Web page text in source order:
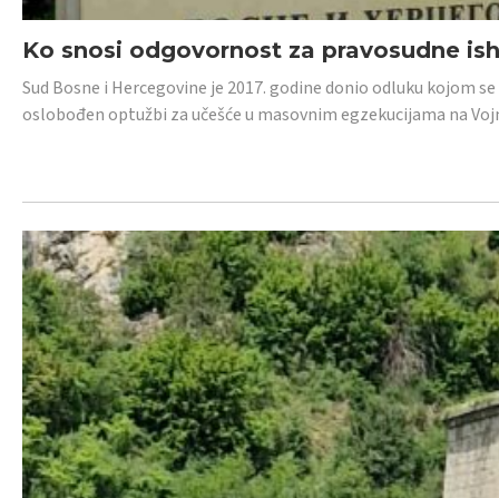
Ko snosi odgovornost za pravosudne
Sud Bosne i Hercegovine je 2017. godine donio odluku kojom
oslobođen optužbi za učešće u masovnim egzekucijama na